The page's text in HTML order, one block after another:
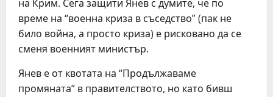
на Крим. Сега защити Янев с думите, че по
време на “военна криза в съседство” (пак не
било война, а просто криза) е рисковано да се
сменя военният министър.
Янев е от квотата на “Продължаваме
промяната” в правителството, но като бивш